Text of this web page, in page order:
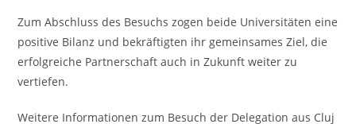
Zum Abschluss des Besuchs zogen beide Universitäten eine
positive Bilanz und bekräftigten ihr gemeinsames Ziel, die
erfolgreiche Partnerschaft auch in Zukunft weiter zu
vertiefen.
Weitere Informationen zum Besuch der Delegation aus Cluj